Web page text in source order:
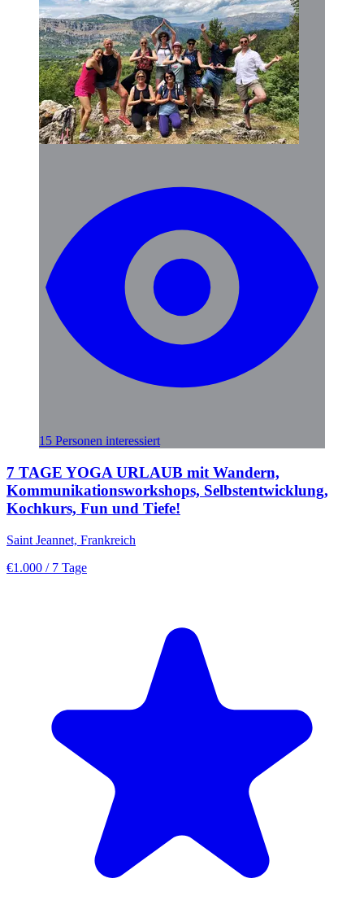
15 Personen interessiert
7 TAGE YOGA URLAUB mit Wandern,
Kommunikationsworkshops, Selbstentwicklung,
Kochkurs, Fun und Tiefe!
Saint Jeannet, Frankreich
€1.000 / 7 Tage